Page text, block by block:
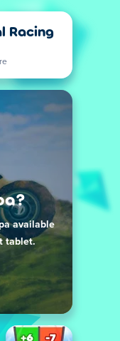
Racing
available
tablet.